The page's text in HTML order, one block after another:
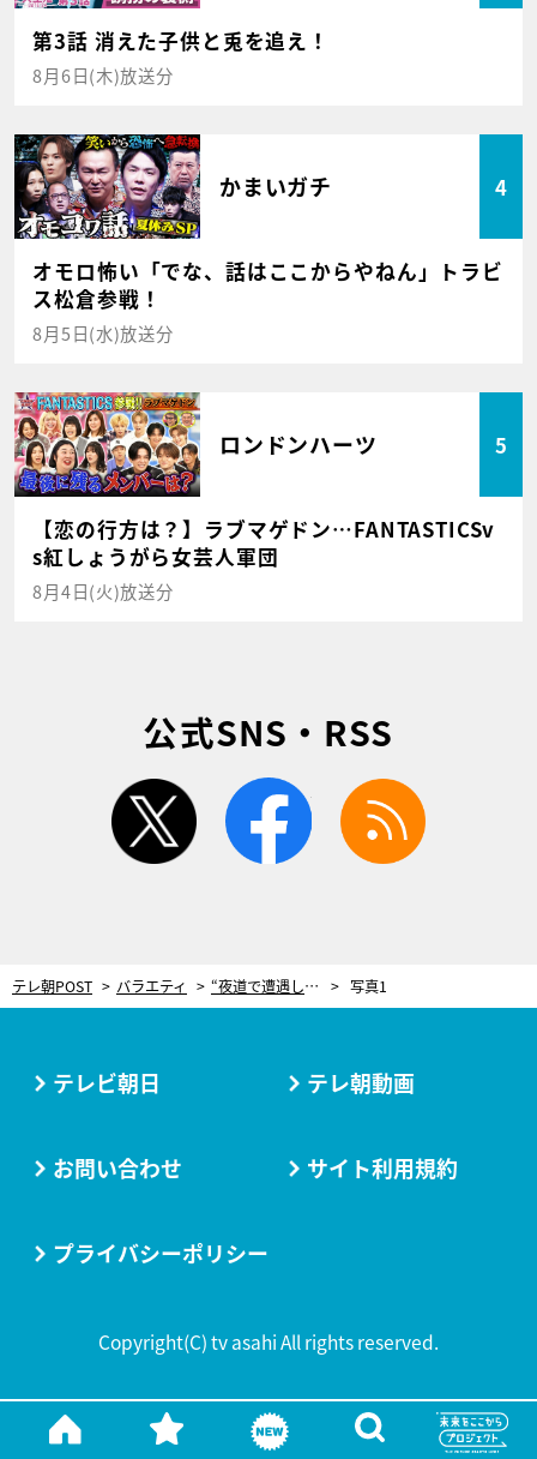
第3話 消えた子供と兎を追え！
8月6日(木)放送分
かまいガチ 4
オモロ怖い「でな、話はここからやねん」トラビ
ス松倉参戦！
8月5日(水)放送分
ロンドンハーツ 5
【恋の行方は？】ラブマゲドン…FANTASTICSv
s紅しょうがら女芸人軍団
8月4日(火)放送分
公式SNS・RSS
twitter facebook
テレ朝POST バラエティ “夜道で遭遇したタクシー”の衝撃結末「スピードを上げて崖に落ちた」怪談芸人が語る究極のヒト怖話 写真1
テレビ朝日 テレ朝動画
お問い合わせ サイト利用規約
プライバシーポリシー
Copyright(C) tv asahi All rights reserved.